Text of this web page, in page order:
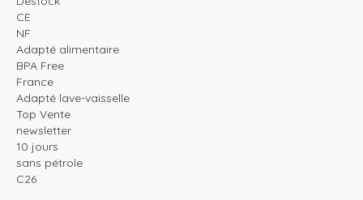
CE
NF
Adapté alimentaire
BPA Free
France
Adapté lave-vaisselle
Top Vente
newsletter
10 jours
sans pétrole
C26